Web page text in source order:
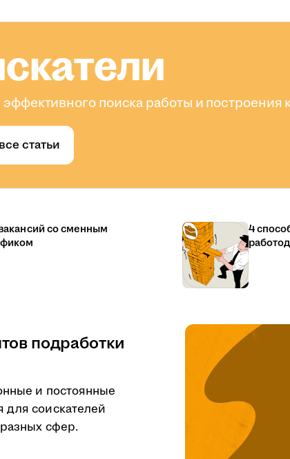
поиска работы и построения
статьи
со сменным
4
подработки
и постоянные
соискателей
сфер.